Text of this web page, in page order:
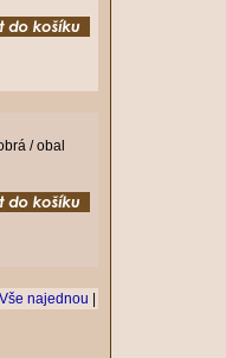
/ obal
Vše najednou